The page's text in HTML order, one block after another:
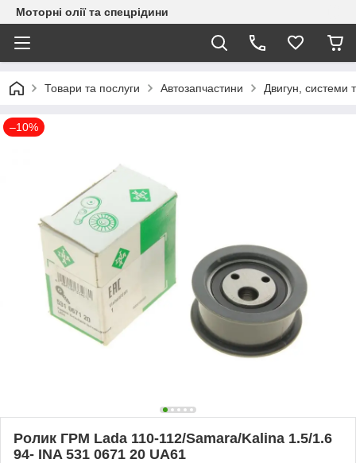
Моторні олії та спецрідини
Товари та послуги Автозапчастини Двигун, системи
–10%
Ролик ГРМ Lada 110-112/Samara/Kalina 1.5/1.6
94- INA 531 0671 20 UA61